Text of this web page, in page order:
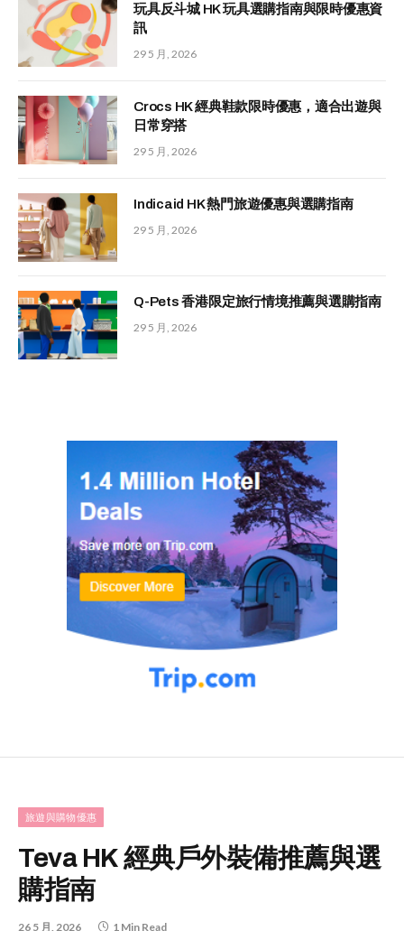
玩具反斗城 HK 玩具選購指南與限時優惠資
訊
29 5 月, 2026
Crocs HK 經典鞋款限時優惠，適合出遊與
日常穿搭
29 5 月, 2026
Indicaid HK 熱門旅遊優惠與選購指南
29 5 月, 2026
Q-Pets 香港限定旅行情境推薦與選購指南
29 5 月, 2026
旅遊與購物優惠
Teva HK 經典戶外裝備推薦與選
購指南
26 5 月, 2026 1 Min Read